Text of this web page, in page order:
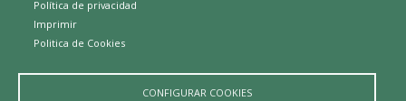
Política de privacidad
Imprimir
Politica de Cookies
CONFIGURAR COOKIES